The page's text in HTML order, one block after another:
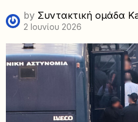
by Συντακτική ομάδα
2 Ιουνίου 2026